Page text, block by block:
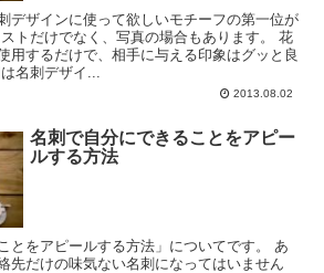
デザインに使って欲しいモチーフの第一位が
ストだけでなく、写真の場合もあります。 花
用するだけで、相手に与える印象はグッと良
名刺デザイ...
2013.08.02
名刺で自分にできることをアピー
ルする方法
とをアピールする方法」についてです。 あ
先だけの味気ない名刺になってはいません